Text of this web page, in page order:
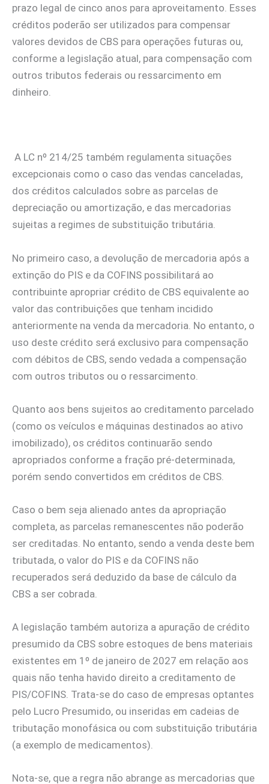
prazo legal de cinco anos para aproveitamento. Esses
créditos poderão ser utilizados para compensar
valores devidos de CBS para operações futuras ou,
conforme a legislação atual, para compensação com
outros tributos federais ou ressarcimento em
dinheiro.
A LC nº 214/25 também regulamenta situações
excepcionais como o caso das vendas canceladas,
dos créditos calculados sobre as parcelas de
depreciação ou amortização, e das mercadorias
sujeitas a regimes de substituição tributária.
No primeiro caso, a devolução de mercadoria após a
extinção do PIS e da COFINS possibilitará ao
contribuinte apropriar crédito de CBS equivalente ao
valor das contribuições que tenham incidido
anteriormente na venda da mercadoria. No entanto, o
uso deste crédito será exclusivo para compensação
com débitos de CBS, sendo vedada a compensação
com outros tributos ou o ressarcimento.
Quanto aos bens sujeitos ao creditamento parcelado
(como os veículos e máquinas destinados ao ativo
imobilizado), os créditos continuarão sendo
apropriados conforme a fração pré-determinada,
porém sendo convertidos em créditos de CBS.
Caso o bem seja alienado antes da apropriação
completa, as parcelas remanescentes não poderão
ser creditadas. No entanto, sendo a venda deste bem
tributada, o valor do PIS e da COFINS não
recuperados será deduzido da base de cálculo da
CBS a ser cobrada.
A legislação também autoriza a apuração de crédito
presumido da CBS sobre estoques de bens materiais
existentes em 1º de janeiro de 2027 em relação aos
quais não tenha havido direito a creditamento de
PIS/COFINS. Trata-se do caso de empresas optantes
pelo Lucro Presumido, ou inseridas em cadeias de
tributação monofásica ou com substituição tributária
(a exemplo de medicamentos).
Nota-se, que a regra não abrange as mercadorias que